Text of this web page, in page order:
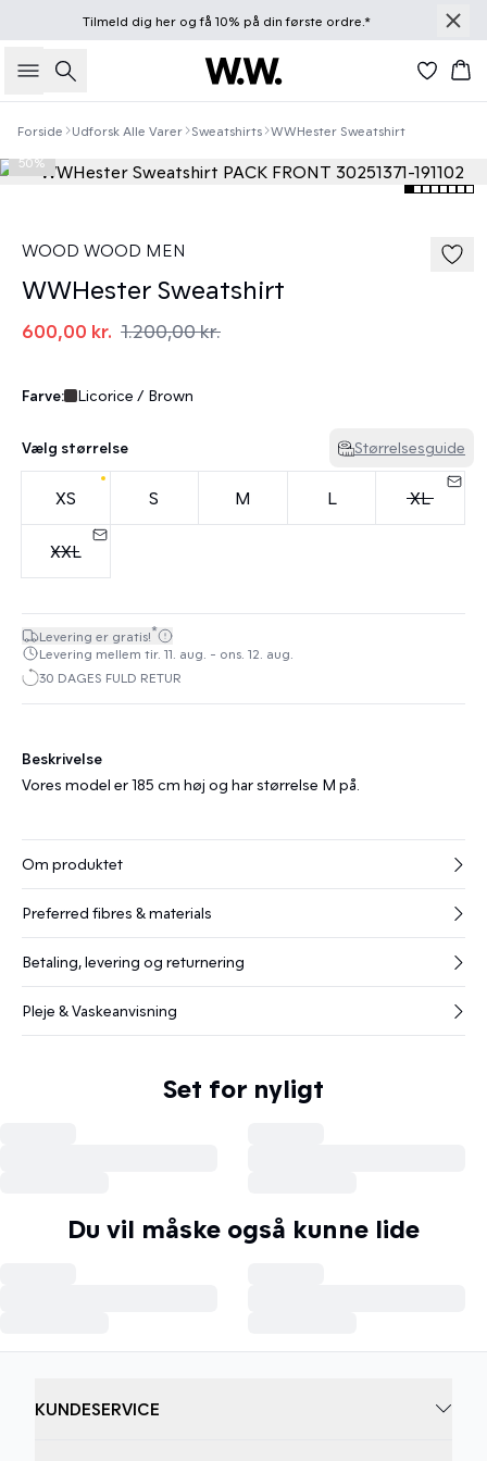
Tilmeld dig herog få 10% på din første ordre.*
Søg
Forside Udforsk Alle Varer Sweatshirts WWHester Sweatshirt
50%
WOOD WOOD MEN
WWHester Sweatshirt
600,00 kr. 1.200,00 kr.
Farve: Licorice / Brown
Vælg størrelse Størrelsesguide
XS S M L XL
XXL
Levering er gratis!*
Levering mellem tir. 11. aug. - ons. 12. aug.
30 DAGES FULD RETUR
Beskrivelse
Vores model er 185 cm høj og har størrelse M på.
Om produktet
Preferred fibres & materials
Betaling, levering og returnering
Pleje & Vaskeanvisning
Set for nyligt
Du vil måske også kunne lide
KUNDESERVICE